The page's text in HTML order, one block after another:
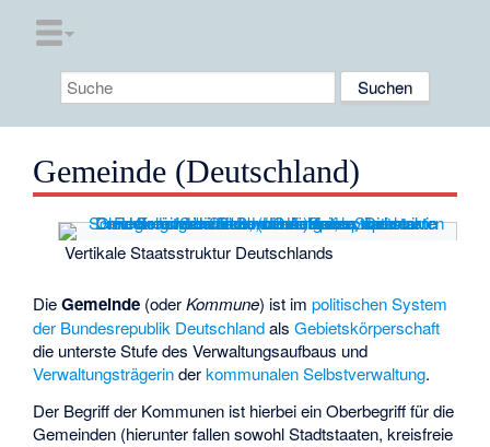
Gemeinde (Deutschland)
Vertikale Staatsstruktur Deutschlands
DieGemeinde (oderKommune) ist impolitischen System
der Bundesrepublik DeutschlandalsGebietskörperschaft
die unterste Stufe desVerwaltungsaufbaus und
Verwaltungsträgerinderkommunalen Selbstverwaltung.
Der Begriff der Kommunen ist hierbei ein Oberbegriff für die
Gemeinden (hierunter fallen sowohl Stadtstaaten, kreisfreie